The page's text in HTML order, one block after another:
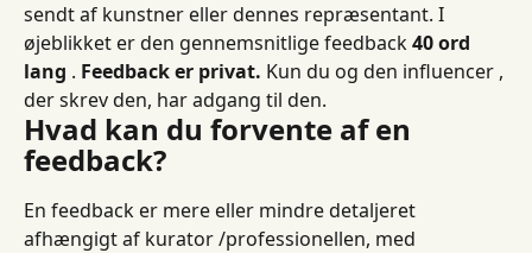
sendt af kunstner eller dennes repræsentant. I
øjeblikket er den gennemsnitlige feedback 40 ord
lang . Feedback er privat. Kun du og den influencer ,
der skrev den, har adgang til den.
Hvad kan du forvente af en
feedback?
En feedback er mere eller mindre detaljeret
afhængigt af kurator /professionellen, med